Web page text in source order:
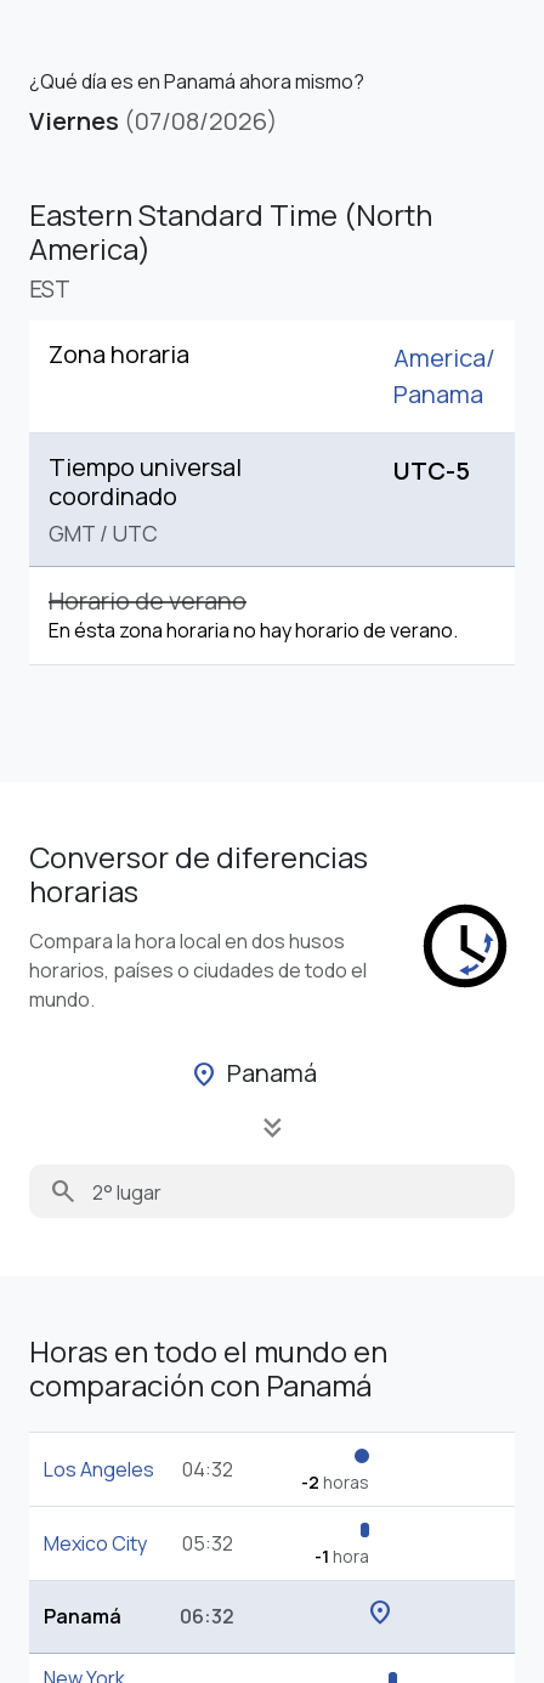
¿Qué día es en Panamá ahora mismo?
Viernes (07/08/2026)
Eastern Standard Time (North
America)
EST
Zona horaria
America/
Panama
Tiempo universal
coordinado
GMT / UTC
UTC-5
Horario de verano
En ésta zona horaria no hay horario de verano.
Conversor de diferencias
horarias
Compara la hora local en dos husos
horarios, países o ciudades de todo el
mundo.
location_on Panamá
keyboard_double_arrow_down
search
Horas en todo el mundo en
comparación con Panamá
Los Angeles 04:32 -2 horas
Mexico City 05:32 -1 hora
Panamá 06:32 location_on